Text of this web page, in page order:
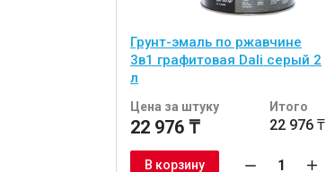
Грунт-эмаль по ржавчине
3в1 графитовая Dali серый 2
л
Цена за штуку
22 976 ₸
Итого
22 976 ₸
В корзину